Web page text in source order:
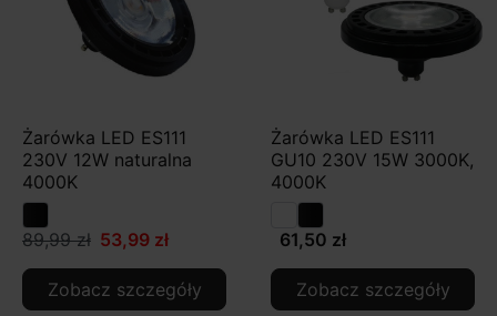
Żarówka LED ES111
230V 12W naturalna
4000K
89,99 zł 53,99 zł
Zobacz szczegóły
Żarówka LED ES111
GU10 230V 15W 3000K,
4000K
61,50 zł
Zobacz szczegóły